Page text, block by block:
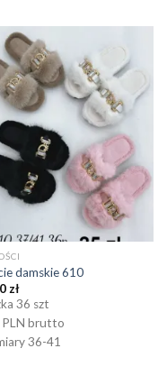
damskie 610
zł
36 szt
PLN brutto
36-41